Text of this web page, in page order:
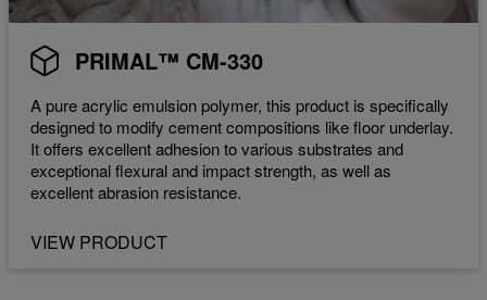
PRIMAL™ CM-330
A pure acrylic emulsion polymer, this product is specifically
designed to modify cement compositions like floor underlay.
It offers excellent adhesion to various substrates and
exceptional flexural and impact strength, as well as
excellent abrasion resistance.
VIEW PRODUCT